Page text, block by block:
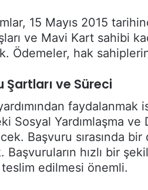
15 Mayıs 2015
ve Mavi Kart sahibi
Ödemeler, hak
Şartları ve Süreci
Sosyal Yardımlaşma ve
Başvuru sırasında
Başvuruların hızlı bir
edilmesi önemli.